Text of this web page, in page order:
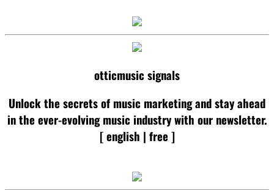
otticmusic signals
Unlock the secrets of music marketing and stay ahead
in the ever-evolving music industry with our newsletter.
[ english | free ]